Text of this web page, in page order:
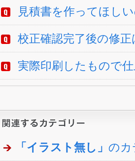
見積書を作ってほし
校正確認完了後の修
実際印刷したもので
「イラスト無し」 のカ